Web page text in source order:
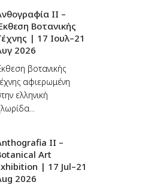
ΙΙ –
Βοτανικής
| 17 Ιουλ–21
2026
βοτανικής
αφιερωμένη
ελληνική
II –
Art
| 17 Jul–21
2026